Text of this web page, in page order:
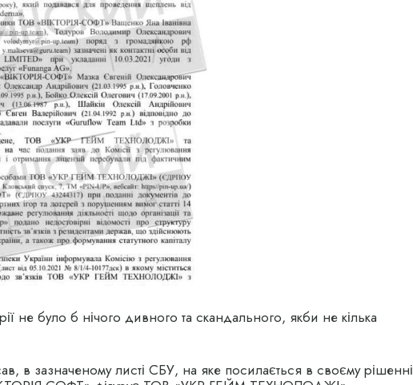
не було б нічого дивного та скандального, якби не кілька
в зазначеному листі СБУ, на яке посилається в своєму рішенні